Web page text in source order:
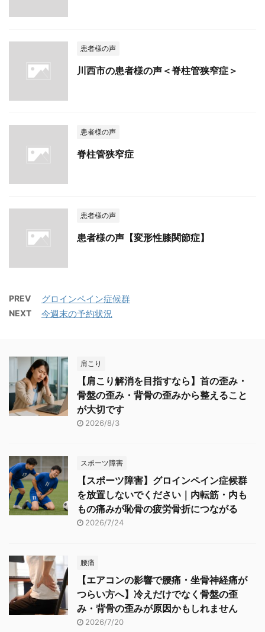
患者様の声
川西市の患者様の声＜脊柱管狭窄症＞
患者様の声
脊柱管狭窄症
患者様の声
患者様の声【変形性膝関節症】
PREV グロインペイン症候群
NEXT 今週末の予約状況
肩こり
【肩こり解消を目指すなら】首の歪み・
骨盤の歪み・背骨の歪みから整えること
が大切です
2026/8/3
スポーツ障害
【スポーツ障害】グロインペイン症候群
を放置しないでください｜内転筋・内も
もの痛みが恥骨の疲労骨折につながる
2026/7/24
腰痛
【エアコンの影響で腰痛・坐骨神経痛が
つらい方へ】冷えだけでなく骨盤の歪
み・背骨の歪みが原因かもしれません
2026/7/20